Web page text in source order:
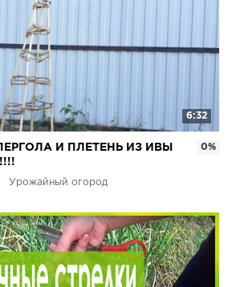
6:32
И ПЛЕТЕНЬ ИЗ ИВЫ
Урожайный огород
0%